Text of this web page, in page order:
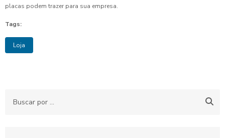
placas podem trazer para sua empresa.
Tags:
Loja